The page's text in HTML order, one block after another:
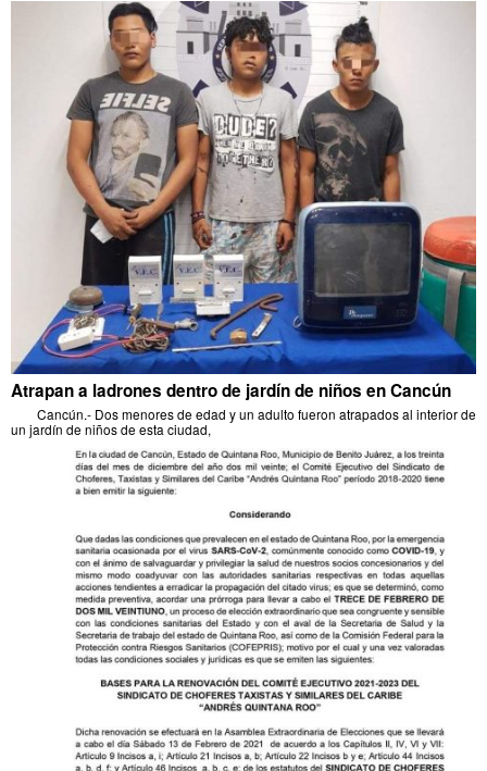
Atrapan a ladrones dentro de jardín de niños en Cancún
Cancún.- Dos menores de edad y un adulto fueron atrapados al interior de
un jardín de niños de esta ciudad,